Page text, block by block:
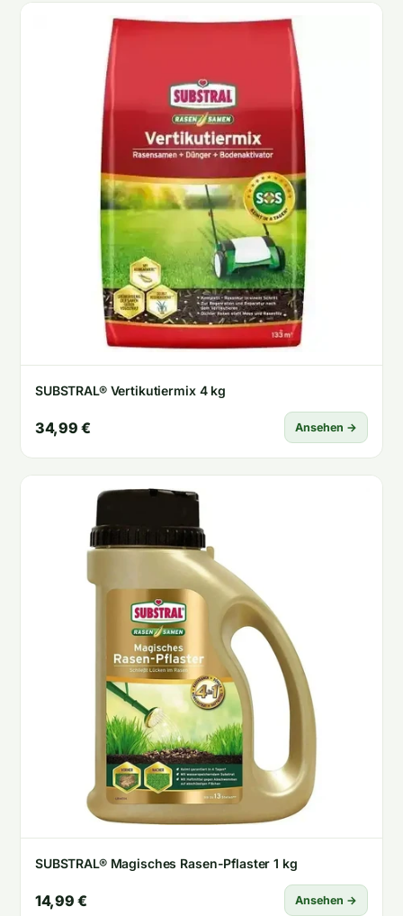
SUBSTRAL® Vertikutiermix 4 kg
34,99 € Ansehen →
SUBSTRAL® Magisches Rasen-Pflaster 1 kg
14,99 € Ansehen →